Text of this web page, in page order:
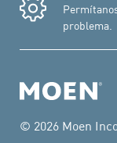
problema.
© 2026 Moen